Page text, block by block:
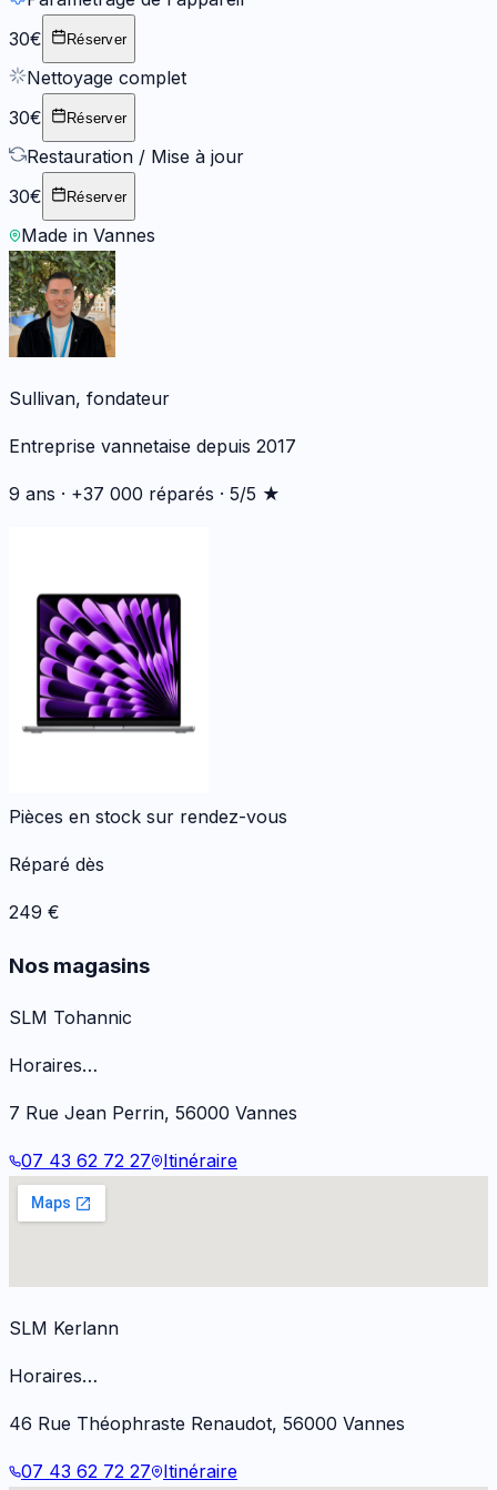
30€
Réserver
Nettoyage complet
30€
Réserver
Restauration / Mise à jour
30€
Réserver
Made in Vannes
Sullivan, fondateur
Entreprise vannetaise depuis 2017
9 ans · +37 000 réparés · 5/5 ★
Pièces en stock sur rendez-vous
Réparé dès
249 €
Nos magasins
SLM Tohannic
Horaires…
7 Rue Jean Perrin, 56000 Vannes
07 43 62 72 27 Itinéraire
SLM Kerlann
Horaires…
46 Rue Théophraste Renaudot, 56000 Vannes
07 43 62 72 27 Itinéraire